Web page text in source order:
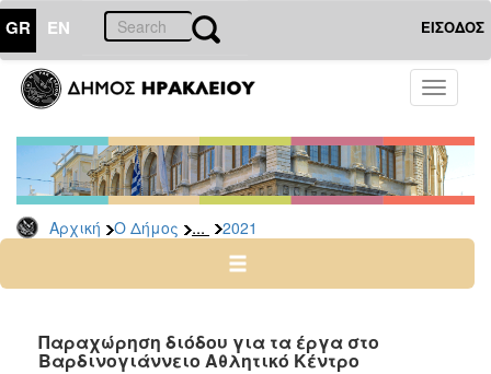
GR EN ΕΙΣΟΔΟΣ
Toggle
Αρχική Ο Δήμος ... 2021
ΔΗΜΟΣ
Δελτία
Τύπου
Αρχείο
2026
2024
2022
Παραχώρηση διόδου για τα έργα στο
Βαρδινογιάννειο Αθλητικό Κέντρο